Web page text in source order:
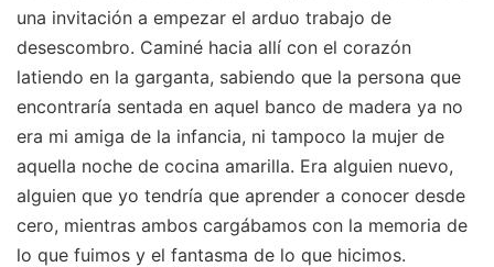
una invitación a empezar el arduo trabajo de
desescombro. Caminé hacia allí con el corazón
latiendo en la garganta, sabiendo que la persona que
encontraría sentada en aquel banco de madera ya no
era mi amiga de la infancia, ni tampoco la mujer de
aquella noche de cocina amarilla. Era alguien nuevo,
alguien que yo tendría que aprender a conocer desde
cero, mientras ambos cargábamos con la memoria de
lo que fuimos y el fantasma de lo que hicimos.